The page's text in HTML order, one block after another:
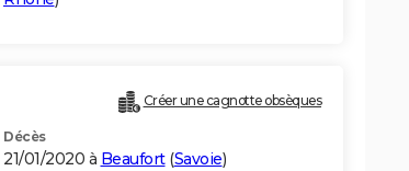
Créer une cagnotte obsèques
Décès
21/01/2020 à Beaufort(Savoie)